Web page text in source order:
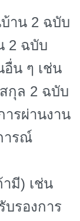
าน 2 ฉบับ
2 ฉบับ
อื่น ๆ เช่น
กุล 2 ฉบับ
ารผ่านงาน
ารณ์
ามี) เช่น
บรองการ